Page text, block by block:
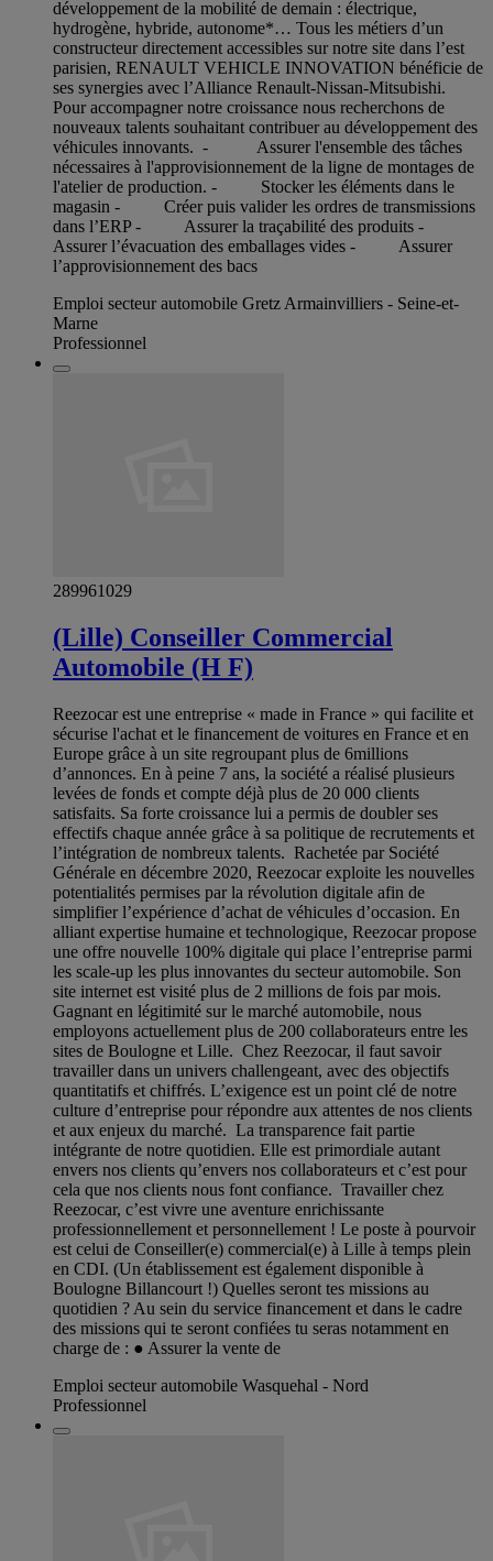
développement de la mobilité de demain : électrique,
hydrogène, hybride, autonome*… Tous les métiers d’un
constructeur directement accessibles sur notre site dans l’est
parisien, RENAULT VEHICLE INNOVATION bénéficie de
ses synergies avec l’Alliance Renault-Nissan-Mitsubishi.
Pour accompagner notre croissance nous recherchons de
nouveaux talents souhaitant contribuer au développement des
véhicules innovants. - Assurer l'ensemble des tâches
nécessaires à l'approvisionnement de la ligne de montages de
l'atelier de production. - Stocker les éléments dans le
magasin - Créer puis valider les ordres de transmissions
dans l’ERP - Assurer la traçabilité des produits -
Assurer l’évacuation des emballages vides - Assurer
l’approvisionnement des bacs
Emploi secteur automobile Gretz Armainvilliers - Seine-et-
Marne
Professionnel
289961029
(Lille) Conseiller Commercial
Automobile (H F)
Reezocar est une entreprise « made in France » qui facilite et
sécurise l'achat et le financement de voitures en France et en
Europe grâce à un site regroupant plus de 6millions
d’annonces. En à peine 7 ans, la société a réalisé plusieurs
levées de fonds et compte déjà plus de 20 000 clients
satisfaits. Sa forte croissance lui a permis de doubler ses
effectifs chaque année grâce à sa politique de recrutements et
l’intégration de nombreux talents. Rachetée par Société
Générale en décembre 2020, Reezocar exploite les nouvelles
potentialités permises par la révolution digitale afin de
simplifier l’expérience d’achat de véhicules d’occasion. En
alliant expertise humaine et technologique, Reezocar propose
une offre nouvelle 100% digitale qui place l’entreprise parmi
les scale-up les plus innovantes du secteur automobile. Son
site internet est visité plus de 2 millions de fois par mois.
Gagnant en légitimité sur le marché automobile, nous
employons actuellement plus de 200 collaborateurs entre les
sites de Boulogne et Lille. Chez Reezocar, il faut savoir
travailler dans un univers challengeant, avec des objectifs
quantitatifs et chiffrés. L’exigence est un point clé de notre
culture d’entreprise pour répondre aux attentes de nos clients
et aux enjeux du marché. La transparence fait partie
intégrante de notre quotidien. Elle est primordiale autant
envers nos clients qu’envers nos collaborateurs et c’est pour
cela que nos clients nous font confiance. Travailler chez
Reezocar, c’est vivre une aventure enrichissante
professionnellement et personnellement ! Le poste à pourvoir
est celui de Conseiller(e) commercial(e) à Lille à temps plein
en CDI. (Un établissement est également disponible à
Boulogne Billancourt !) Quelles seront tes missions au
quotidien ? Au sein du service financement et dans le cadre
des missions qui te seront confiées tu seras notamment en
charge de : ● Assurer la vente de
Emploi secteur automobile Wasquehal - Nord
Professionnel